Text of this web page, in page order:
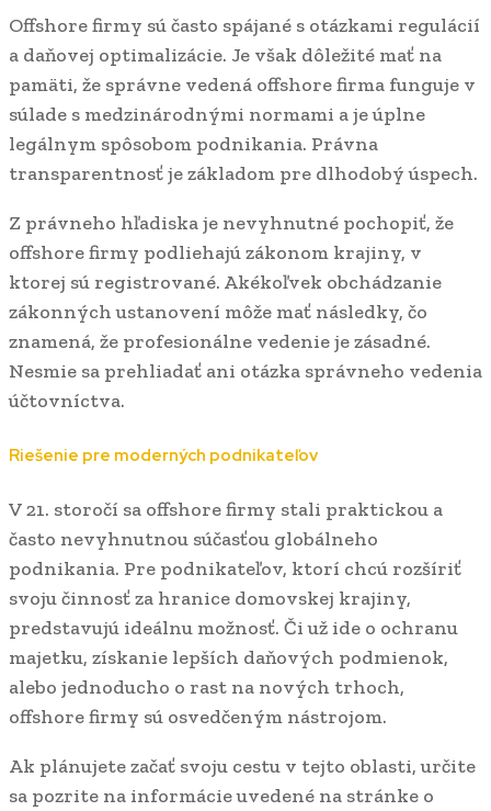
Offshore firmy sú často spájané s otázkami regulácií
a daňovej optimalizácie. Je však dôležité mať na
pamäti, že správne vedená offshore firma funguje v
súlade s medzinárodnými normami a je úplne
legálnym spôsobom podnikania. Právna
transparentnosť je základom pre dlhodobý úspech.
Z právneho hľadiska je nevyhnutné pochopiť, že
offshore firmy podliehajú zákonom krajiny, v
ktorej sú registrované. Akékoľvek obchádzanie
zákonných ustanovení môže mať následky, čo
znamená, že profesionálne vedenie je zásadné.
Nesmie sa prehliadať ani otázka správneho vedenia
účtovníctva.
Riešenie pre moderných podnikateľov
V 21. storočí sa offshore firmy stali praktickou a
často nevyhnutnou súčasťou globálneho
podnikania. Pre podnikateľov, ktorí chcú rozšíriť
svoju činnosť za hranice domovskej krajiny,
predstavujú ideálnu možnosť. Či už ide o ochranu
majetku, získanie lepších daňových podmienok,
alebo jednoducho o rast na nových trhoch,
offshore firmy sú osvedčeným nástrojom.
Ak plánujete začať svoju cestu v tejto oblasti, určite
sa pozrite na informácie uvedené na stránke o